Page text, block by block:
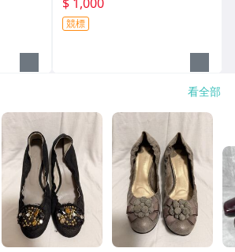
底價標多少賣多少
競標
看全部